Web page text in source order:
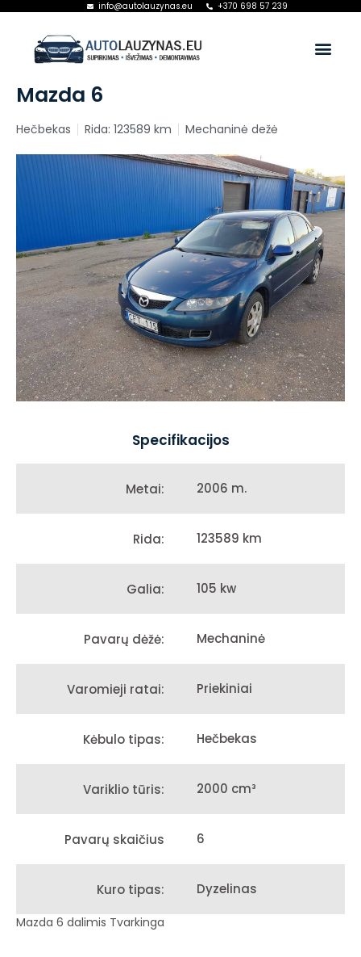
info@autolauzynas.eu +370 698 57 239
Mazda 6
Hečbekas Rida: 123589 km Mechaninė dežė
Specifikacijos
Metai: 2006 m.
Rida: 123589 km
Galia: 105 kw
Pavarų dėžė: Mechaninė
Varomieji ratai: Priekiniai
Kėbulo tipas: Hečbekas
Variklio tūris: 2000 cm³
Pavarų skaičius 6
Kuro tipas: Dyzelinas
Mazda 6 dalimis Tvarkinga